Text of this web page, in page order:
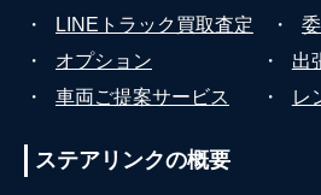
・
LINEトラック買取査定 ・
・
オプション ・
出
・
車両ご提案サービス ・ レ
ステアリンクの概要